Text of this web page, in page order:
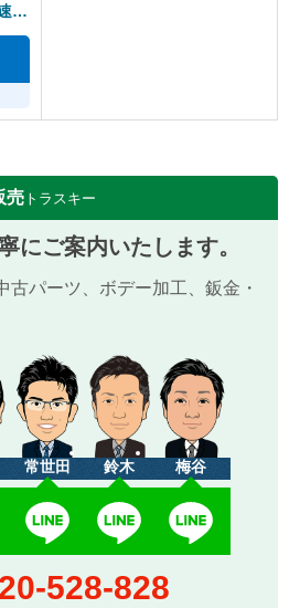
売トラスキー
にご案内いたします。
古パーツ、ボデー加工、鈑金・
常世田 鈴木 梅谷
528-828